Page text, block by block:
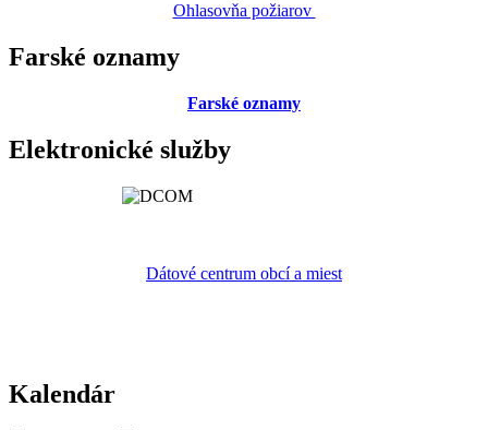
Ohlasovňa požiarov
Farské oznamy
Farské oznamy
Elektronické služby
Dátové centrum obcí a miest
Kalendár